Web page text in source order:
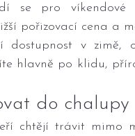
se pro
pořizovací cena a
dostupnost v zimě,
hlavně po klidu,
do chalupy
chtějí trávit mimo